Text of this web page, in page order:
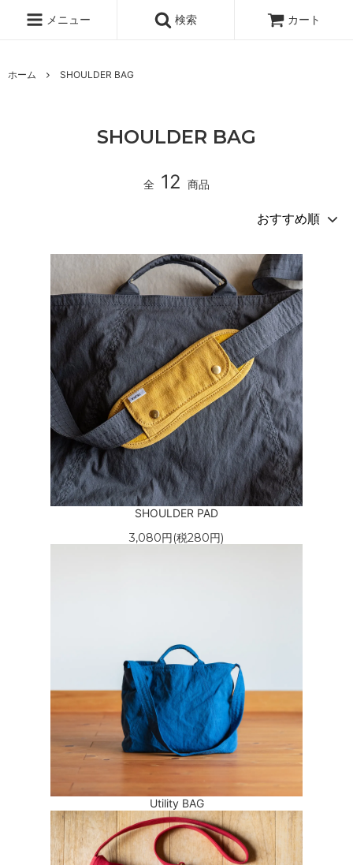
メニュー 検索 カート
ホーム SHOULDER BAG
SHOULDER BAG
全 12 商品
SHOULDER PAD
3,080円(税280円)
Utility BAG